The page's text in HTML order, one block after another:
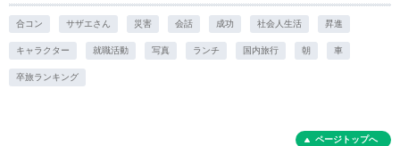
合コン サザエさん 災害 会話 成功 社会人生活 昇進
キャラクター 就職活動 写真 ランチ 国内旅行 朝 車
卒旅ランキング
ページトップへ